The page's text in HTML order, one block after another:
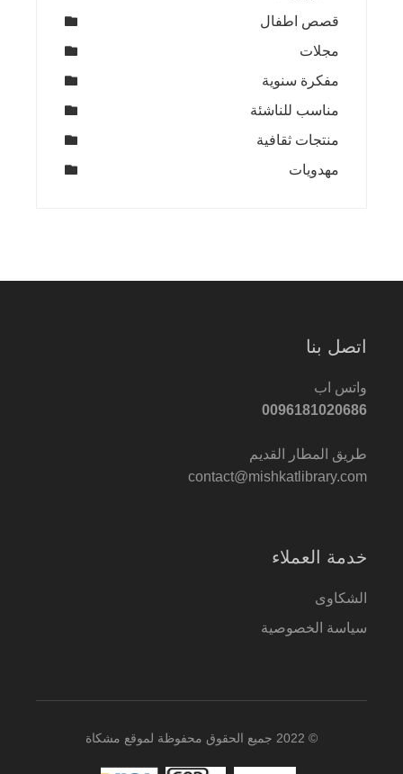
قصص اطفال
مجلات
مفكرة سنوية
مناسب للناشئة
منتجات ثقافية
مهدويات
اتصل بنا
واتس اب
0096181020686
طريق المطار القديم
contact@mishkatlibrary.com
خدمة العملاء
الشكاوى
سياسة الخصوصية
© 2022 جميع الحقوق محفوظة لموقع مشكاة